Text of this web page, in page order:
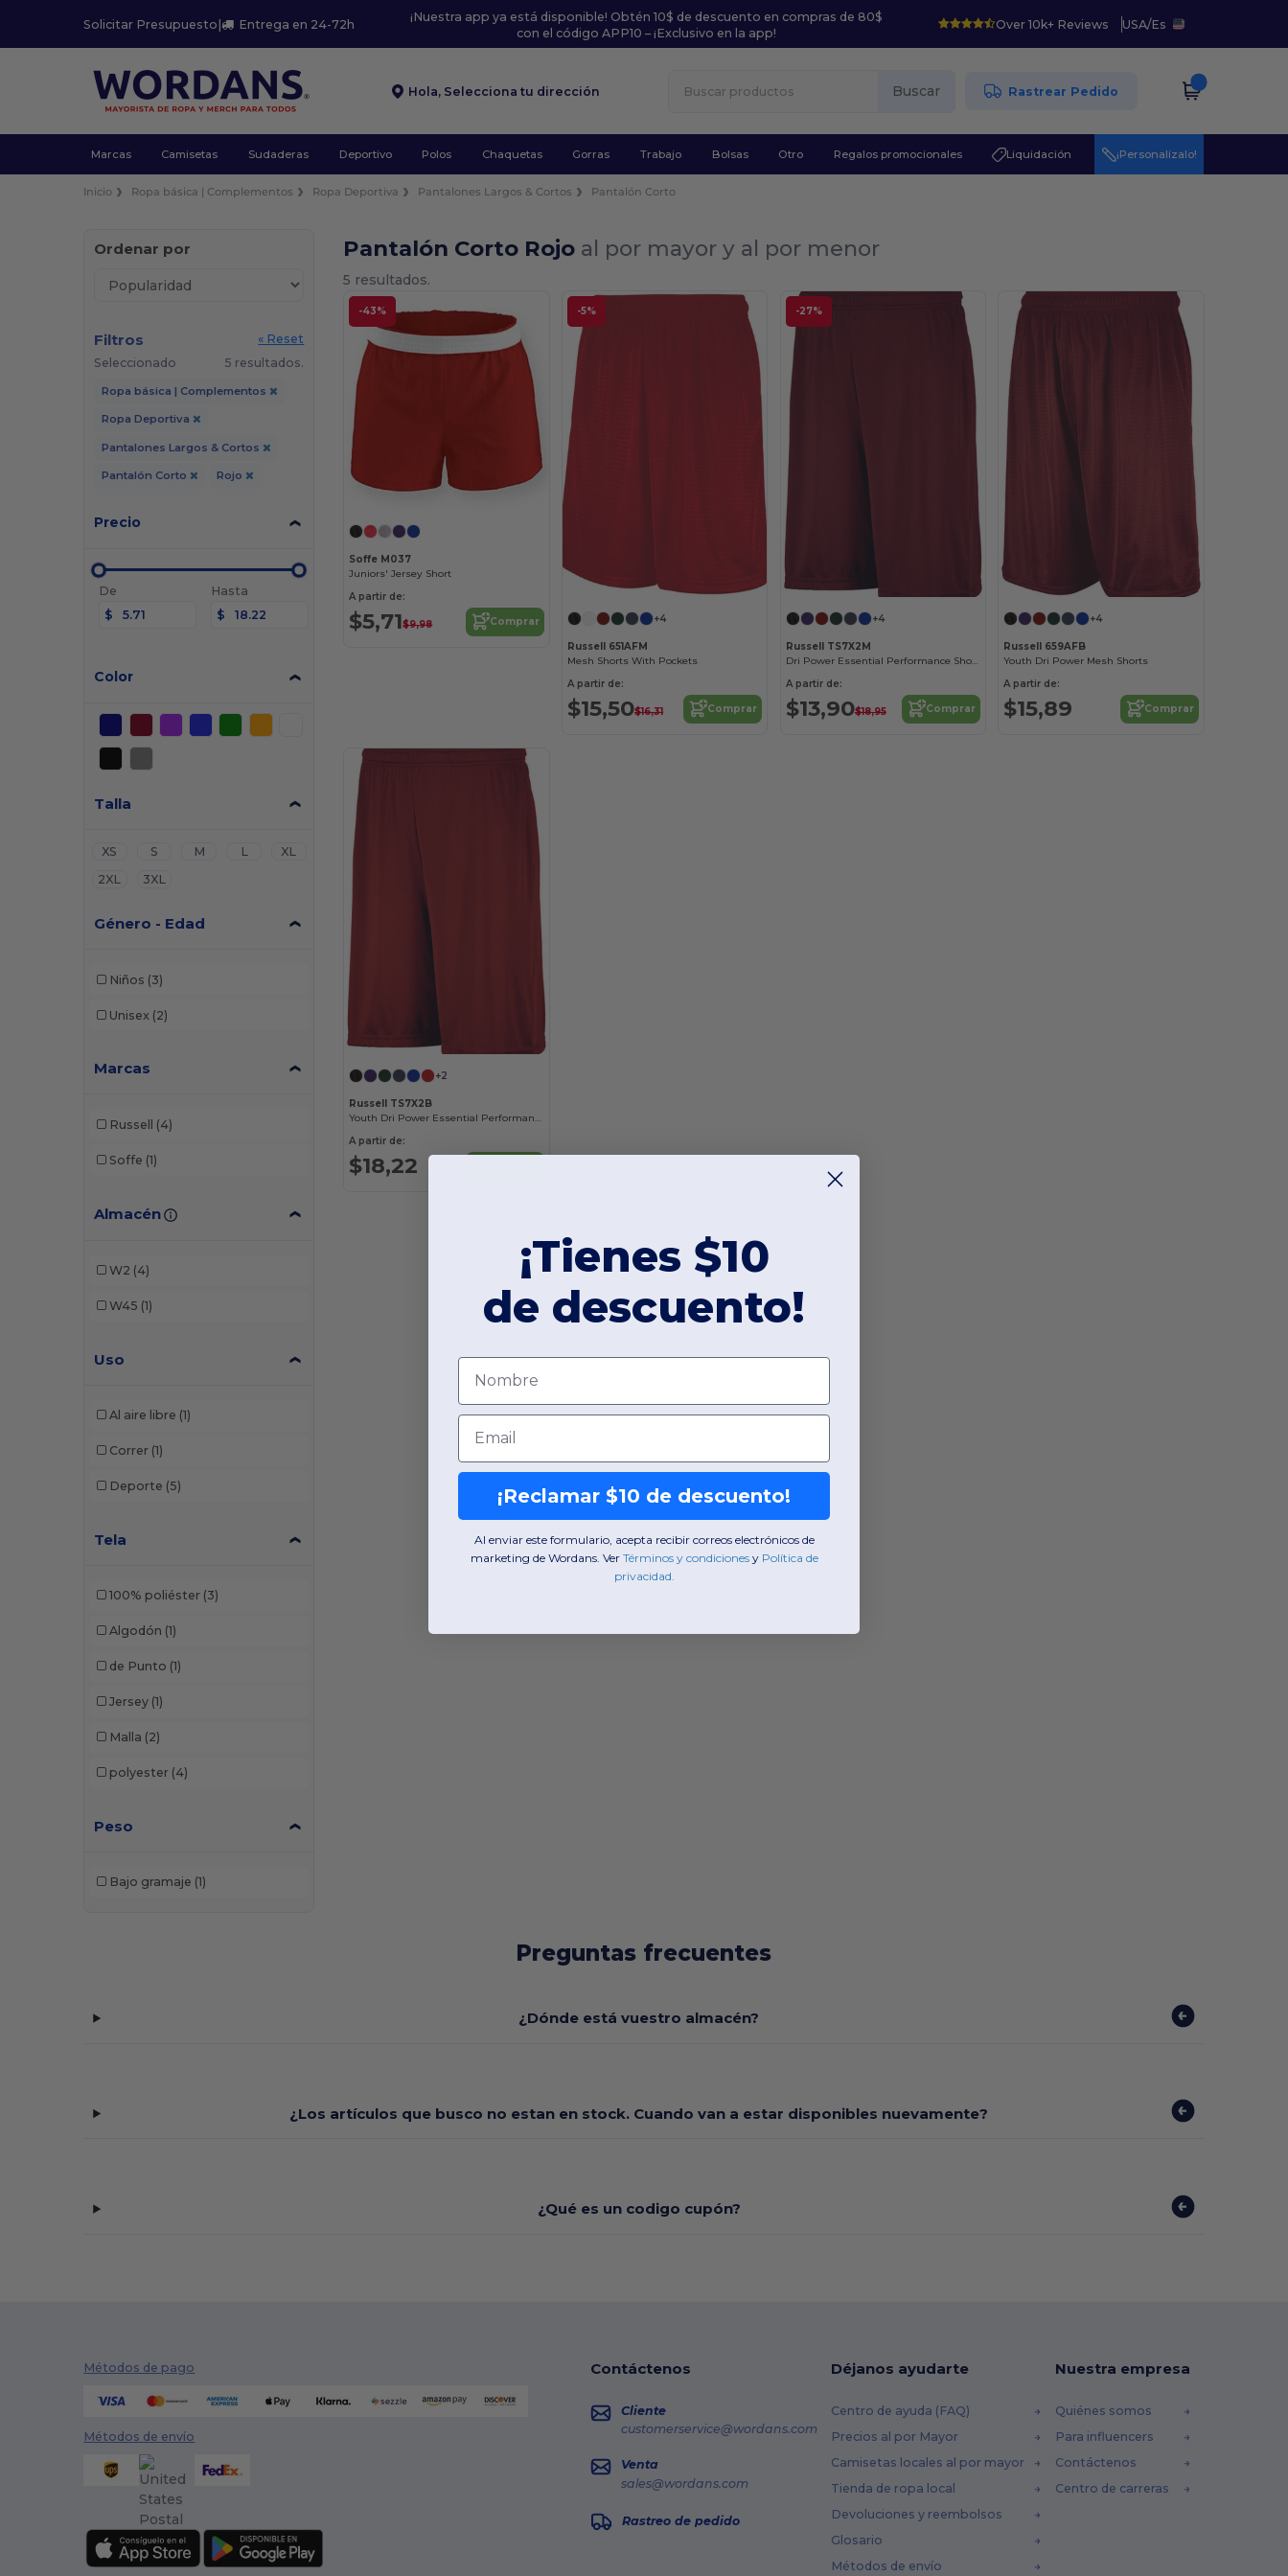
Solicitar Presupuesto | Entrega en 24-72h
¡Nuestra app ya está disponible! Obtén 10$ de descuento en compras de 80$
con el código APP10 – ¡Exclusivo en la app!
Over 10k+ Reviews USA/Es
Hola, Selecciona tu dirección Buscar Rastrear Pedido
Marcas Camisetas Sudaderas Deportivo Polos Chaquetas Gorras Trabajo Bolsas Otro Regalos promocionales Liquidación ¡Personalízalo!
Inicio Ropa básica | Complementos Ropa Deportiva Pantalones Largos & Cortos Pantalón Corto
Ordenar por
Filtros
« Reset
Seleccionado
5 resultados.
Ropa básica | Complementos
Ropa Deportiva
Pantalones Largos & Cortos
Pantalón Corto Rojo
Precio
De
$
Hasta
$
Color
Talla
XS S M L
XL
2XL
3XL
Género - Edad
Niños (3)
Unisex (2)
Marcas
Russell (4)
Soffe (1)
Almacén
W2 (4)
W45 (1)
Uso
Al aire libre (1)
Correr (1)
Deporte (5)
Tela
100% poliéster (3)
Algodón (1)
de Punto (1)
Jersey (1)
Malla (2)
polyester (4)
Peso
Bajo gramaje (1)
Pantalón Corto Rojo al por mayor y al por menor
5 resultados.
-43%
Soffe M037
Juniors' Jersey Short
A partir de:
$5,71$9,98 Comprar
-5%
+4
Russell 651AFM
Mesh Shorts With Pockets
A partir de:
$15,50$16,31 Comprar
-27%
+4
Russell TS7X2M
Dri Power Essential Performance Short With Pockets
A partir de:
$13,90$18,95 Comprar
+4
Russell 659AFB
Youth Dri Power Mesh Shorts
A partir de:
$15,89 Comprar
+2
Russell TS7X2B
Youth Dri Power Essential Performance Short With Pockets
A partir de:
$18,22
Preguntas frecuentes
¿Dónde está vuestro almacén?
¿Los artículos que busco no estan en stock. Cuando van a estar disponibles nuevamente?
¿Qué es un codigo cupón?
Métodos de pago
Métodos de envío
Contáctenos
Cliente
customerservice@wordans.com
Venta
sales@wordans.com
Rastreo de pedido
Déjanos ayudarte
Centro de ayuda (FAQ)
Precios al por Mayor
Camisetas locales al por mayor
Tienda de ropa local
Devoluciones y reembolsos
Glosario
Métodos de envío
Nuestra empresa
Quiénes somos
Para influencers
Contáctenos
Centro de carreras
¡Tienes $10
de descuento!
Nombre
Email
¡Reclamar $10 de descuento!
Al enviar este formulario, acepta recibir correos electrónicos de
marketing de Wordans. Ver​ Términos y condiciones​ y​ Política de
privacidad